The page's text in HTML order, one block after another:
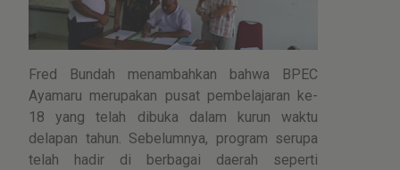
Fred Bundah menambahkan bahwa BPEC
Ayamaru merupakan pusat pembelajaran ke-
18 yang telah dibuka dalam kurun waktu
delapan tahun. Sebelumnya, program serupa
telah hadir di berbagai daerah seperti